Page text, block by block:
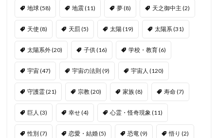
地球(58) 地震(11) 夢(8) 天之御中主 (2)
天使 (8) 天罰 (5) 太陽(19) 太陽系(31)
太陽系外(20) 子供(16) 学校・教育(6)
宇宙(47) 宇宙の法則 (9) 宇宙人 (120)
守護霊(21) 宗教(20) 家族(8) 寿命(7)
巨人 (3) 幸せ(4) 心霊・怪奇現象 (11)
性別 (7) 恋愛・結婚(5) 恐竜(9) 悟り (2)